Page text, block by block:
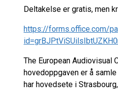
Deltakelse er gratis, men
https://forms.office.com/
The European Audiovisual
hovedoppgaven er å
har hovedsete i